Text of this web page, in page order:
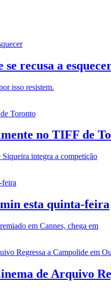
recusa a
isso resistem.
no TIFF de
integra a competição
esta quinta-feira
em Cannes, chega em
de Arquivo